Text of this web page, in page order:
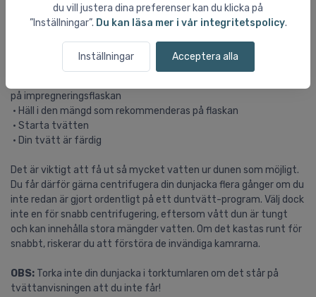
du vill justera dina preferenser kan du klicka på
”Inställningar”. Du kan läsa mer i vår integritetspolicy.
Inställningar Acceptera alla
dunjacka på samma sätt som en skidjacka:
• (Har du inte tvättat din dunjacka innan så se till att ta bort
sedan tidigare tvättar)
• Kasta in din dunjacka i tvättmaskinen
på impregneringsflaskan
• Häll i den mängd som rekommenderas på flaskan
• Starta tvätten
• Din tvätt är färdig
Det är viktigt att få ut så mycket vatten ur dunen som möjligt.
Du får därför gärna centrifugera din dunjacka flera gånger om du
inte redan är gjort ordentligt på ett duntvätt-program. Välj dock
inte en för snabb centrifugering, eftersom vått dun är tungt
och kan innehålla stora mängder vatten. Om det kastas runt för
snabbt, riskerar du att förstöra de invändiga kamrarna.
OBS: Torka inte din dunjacka i torktumlaren om det står på
tvättanvisningen att du inte får!